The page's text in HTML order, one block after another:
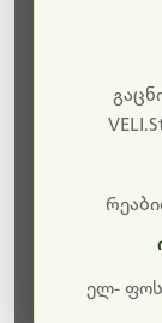
ბოდიშს
მალე
ელ-